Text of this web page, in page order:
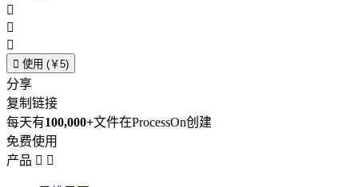



 使用 (￥5)
分享
复制链接
每天有100,000+文件在ProcessOn创建
免费使用
产品  